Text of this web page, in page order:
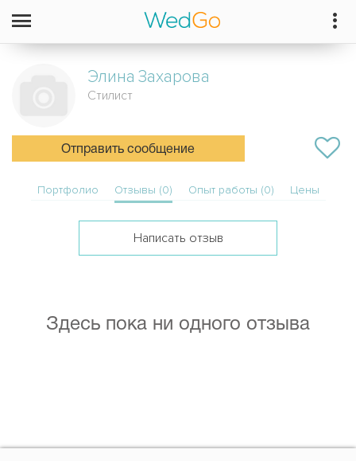
Элина Захарова
Стилист
Отправить сообщение
Портфолио Отзывы (0) Опыт работы (0) Цены
Написать отзыв
Здесь пока ни одного отзыва